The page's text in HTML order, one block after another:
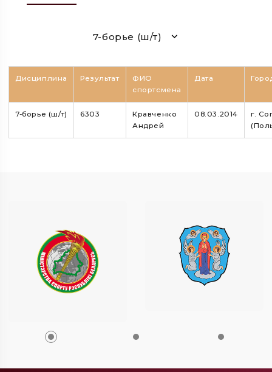
7-борье (ш/т)
Дисциплина Результат
ФИО
спортсмена
Дата
7-борье (ш/т) 6303
Кравченко
Андрей
08.03.2014
г.